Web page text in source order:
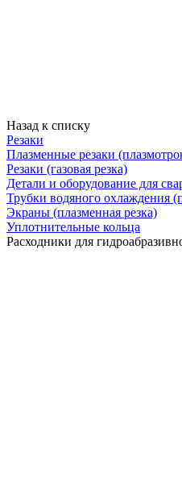
Назад к списку
Резаки
Плазменные резаки
Резаки (газовая резка)
Детали и оборудование для
Трубки водяного охлаждения
Экраны (плазменная резка)
Уплотнительные кольца
Расходники для